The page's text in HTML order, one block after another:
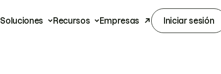
Soluciones Recursos Empresas Iniciar sesión